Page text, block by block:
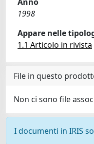
1998
Appare nelle
1.1 Articolo in rivista
File in questo
Non ci sono file
I documenti in IRIS